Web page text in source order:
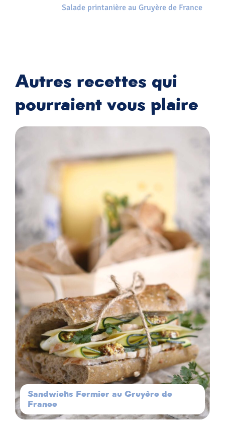
Salade printanière au Gruyère de France
Autres recettes qui
pourraient vous plaire
Sandwichs Fermier au Gruyère de
France